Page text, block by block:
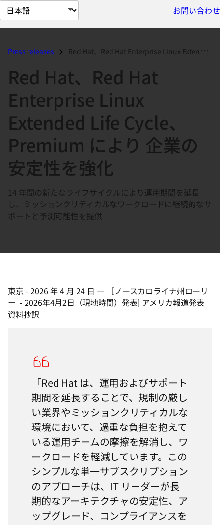
ペ
ー
の
お問い合わせ
Press releases Red Hat、Red Hat Enterprise Linux Extended Life Cycle、Premium により 企業の安定...
Red Hat、Red Hat
Enterprise Linux
Extended Life Cycle、
Premium により 企業の
安定性を強化
14 年間の新たなライフサイクルにより運用期間を延長
し、ミッションクリティカルなワークロードに継続的なサ
ポートと予測可能性を提供
東京 - 2026 年 4 月 24 日 —
［ノースカロライナ州ローリ
ー - 2026年4月2日（現地時間）発表] アメリカ報道発表
資料抄訳
「Red Hat は、運用およびサポート
期間を延長することで、規制の厳し
い業界やミッションクリティカルな
環境において、過重な負担を抱えて
いる運用チームの摩擦を解消し、ワ
ークロードを軽減しています。この
シンプルな単一サブスクリプション
のアプローチは、IT リーダーが長
期的なアーキテクチャの安定性、ア
ップグレード、コンプライアンスを